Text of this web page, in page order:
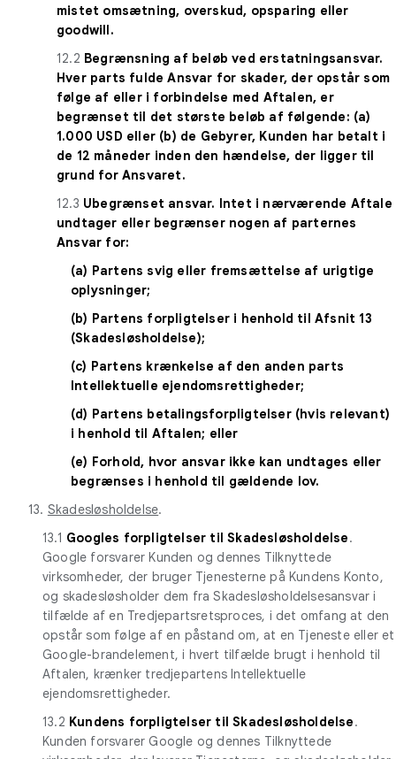
mistet omsætning, overskud, opsparing eller
goodwill.
12.2 Begrænsning af beløb ved erstatningsansvar.
Hver parts fulde Ansvar for skader, der opstår som
følge af eller i forbindelse med Aftalen, er
begrænset til det største beløb af følgende: (a)
1.000 USD eller (b) de Gebyrer, Kunden har betalt i
de 12 måneder inden den hændelse, der ligger til
grund for Ansvaret.
12.3 Ubegrænset ansvar. Intet i nærværende Aftale
undtager eller begrænser nogen af parternes
Ansvar for:
(a) Partens svig eller fremsættelse af urigtige
oplysninger;
(b) Partens forpligtelser i henhold til Afsnit 13
(Skadesløsholdelse);
(c) Partens krænkelse af den anden parts
Intellektuelle ejendomsrettigheder;
(d) Partens betalingsforpligtelser (hvis relevant)
i henhold til Aftalen; eller
(e) Forhold, hvor ansvar ikke kan undtages eller
begrænses i henhold til gældende lov.
13. Skadesløsholdelse.
13.1 Googles forpligtelser til Skadesløsholdelse.
Google forsvarer Kunden og dennes Tilknyttede
virksomheder, der bruger Tjenesterne på Kundens Konto,
og skadesløsholder dem fra Skadesløsholdelsesansvar i
tilfælde af en Tredjepartsretsproces, i det omfang at den
opstår som følge af en påstand om, at en Tjeneste eller et
Google-brandelement, i hvert tilfælde brugt i henhold til
Aftalen, krænker tredjepartens Intellektuelle
ejendomsrettigheder.
13.2 Kundens forpligtelser til Skadesløsholdelse.
Kunden forsvarer Google og dennes Tilknyttede